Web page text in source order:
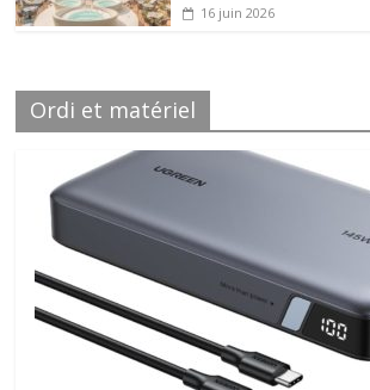
16 juin 2026
Ordi et matériel